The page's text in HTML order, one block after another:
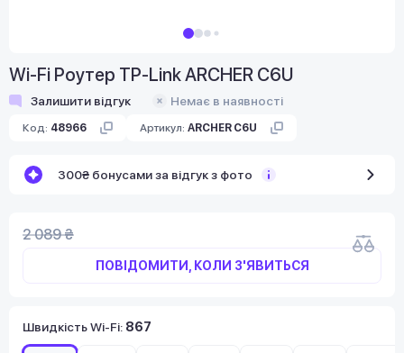
Wi-Fi Роутер TP-Link ARCHER C6U
Залишити відгук Немає в наявності
Код: 48966 Артикул: ARCHER C6U
300₴ бонусами за відгук з фото
2 089 ₴
ПОВІДОМИТИ, КОЛИ З'ЯВИТЬСЯ
Швидкість Wi-Fi: 867